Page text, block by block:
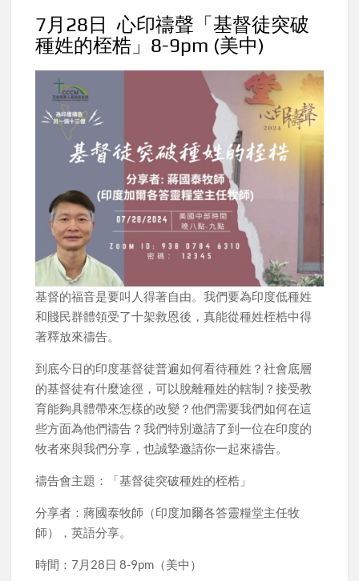
7月28日 心印禱聲「基督徒突破
種姓的桎梏」8-9pm (美中)
基督的福音是要叫人得著自由。我們要為印度低種姓
和賤民群體領受了十架救恩後，真能從種姓桎梏中得
著釋放來禱告。
到底今日的印度基督徒普遍如何看待種姓？社會底層
的基督徒有什麼途徑，可以脫離種姓的轄制？接受教
育能夠具體帶來怎樣的改變？他們需要我們如何在這
些方面為他們禱告？我們特別邀請了到一位在印度的
牧者來與我們分享，也誠摯邀請你一起來禱告。
禱告會主題：「基督徒突破種姓的桎梏」
分享者：蔣國泰牧師（印度加爾各答靈糧堂主任牧
師），英語分享。
時間：7月28日 8-9pm（美中）